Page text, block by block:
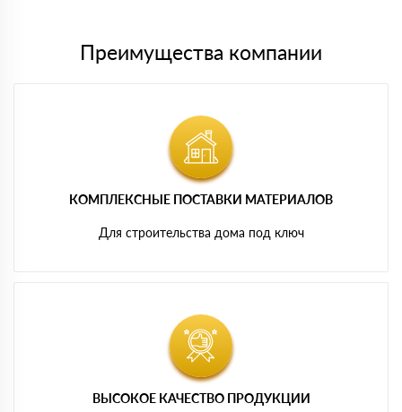
Преимущества компании
КОМПЛЕКСНЫЕ ПОСТАВКИ МАТЕРИАЛОВ
Для строительства дома под ключ
ВЫСОКОЕ КАЧЕСТВО ПРОДУКЦИИ